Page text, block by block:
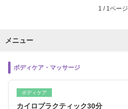
1 / 1ページ
メニュー
ボディケア・マッサージ
ボディケア
カイロプラクティック30分